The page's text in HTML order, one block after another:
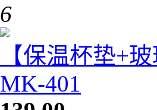
6
【保温杯垫+
MK-401